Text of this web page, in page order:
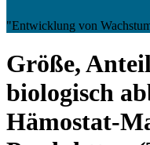
"Entwicklung von
Größe,
biologisch
Hämostat-